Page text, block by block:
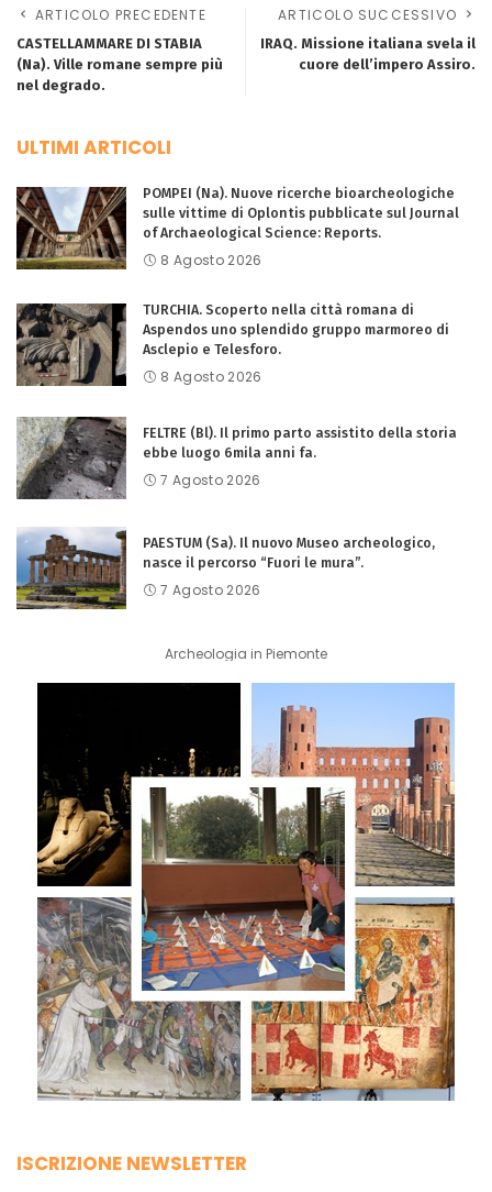
ARTICOLO PRECEDENTE
CASTELLAMMARE DI STABIA
(Na). Ville romane sempre più
nel degrado.
ARTICOLO SUCCESSIVO
IRAQ. Missione italiana svela il
cuore dell’impero Assiro.
ULTIMI ARTICOLI
POMPEI (Na). Nuove ricerche bioarcheologiche
sulle vittime di Oplontis pubblicate sul Journal
of Archaeological Science: Reports.
8 Agosto 2026
TURCHIA. Scoperto nella città romana di
Aspendos uno splendido gruppo marmoreo di
Asclepio e Telesforo.
8 Agosto 2026
FELTRE (Bl). Il primo parto assistito della storia
ebbe luogo 6mila anni fa.
7 Agosto 2026
PAESTUM (Sa). Il nuovo Museo archeologico,
nasce il percorso “Fuori le mura”.
7 Agosto 2026
Archeologia in Piemonte
ISCRIZIONE NEWSLETTER